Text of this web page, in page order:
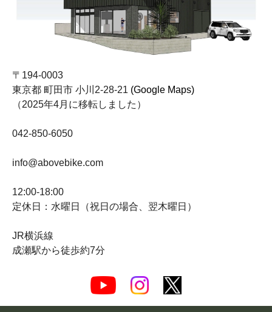
〒194-0003
東京都 町田市 小川2-28-21 (Google Maps)
（2025年4月に移転しました）
042-850-6050
info@abovebike.com
12:00-18:00
定休日：水曜日（祝日の場合、翌木曜日）
JR横浜線
成瀬駅から徒歩約7分